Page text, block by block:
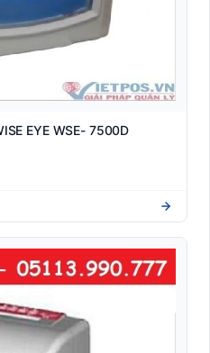
EYE WSE- 7500D